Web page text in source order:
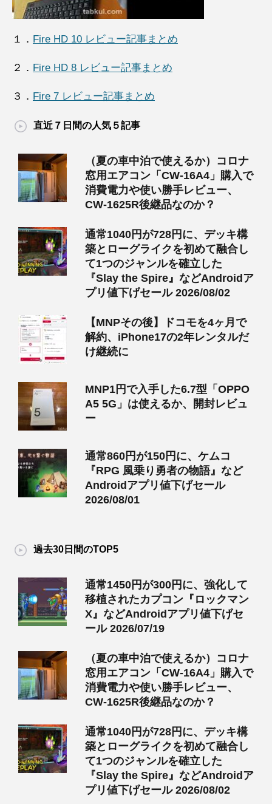
１． Fire HD 10 レビュー記事まとめ
２． Fire HD 8 レビュー記事まとめ
３． Fire 7 レビュー記事まとめ
直近７日間の人気５記事
（夏の車中泊で使えるか）コロナ
窓用エアコン「CW-16A4」購入で
消費電力や使い勝手レビュー、
CW-1625R後継品なのか？
通常1040円が728円に、デッキ構
築とローグライクを初めて融合し
て1つのジャンルを確立した
『Slay the Spire』などAndroidア
プリ値下げセール 2026/08/02
【MNPその後】ドコモを4ヶ月で
解約、iPhone17の2年レンタルだ
け継続に
MNP1円で入手した6.7型「OPPO
A5 5G」は使えるか、開封レビュ
ー
通常860円が150円に、ケムコ
『RPG 風乗り勇者の物語』など
Androidアプリ値下げセール
2026/08/01
過去30日間のTOP5
通常1450円が300円に、強化して
移植されたカプコン『ロックマン
X』などAndroidアプリ値下げセ
ール 2026/07/19
（夏の車中泊で使えるか）コロナ
窓用エアコン「CW-16A4」購入で
消費電力や使い勝手レビュー、
CW-1625R後継品なのか？
通常1040円が728円に、デッキ構
築とローグライクを初めて融合し
て1つのジャンルを確立した
『Slay the Spire』などAndroidア
プリ値下げセール 2026/08/02